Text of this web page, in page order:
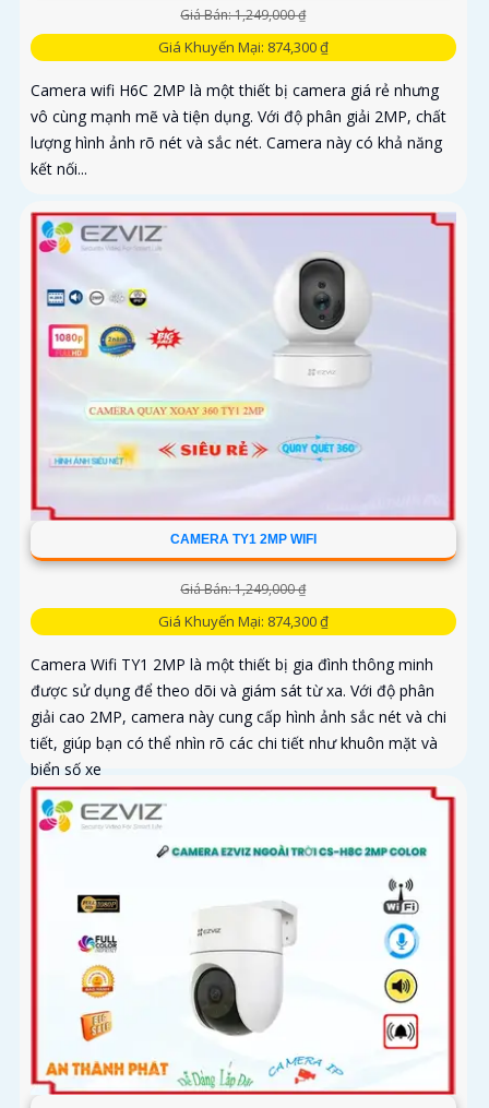
Giá Bán: 1,249,000 ₫
Giá Khuyến Mại: 874,300 ₫
Camera wifi H6C 2MP là một thiết bị camera giá rẻ nhưng
vô cùng mạnh mẽ và tiện dụng. Với độ phân giải 2MP, chất
lượng hình ảnh rõ nét và sắc nét. Camera này có khả năng
kết nối...
CAMERA TY1 2MP WIFI
Giá Bán: 1,249,000 ₫
Giá Khuyến Mại: 874,300 ₫
Camera Wifi TY1 2MP là một thiết bị gia đình thông minh
được sử dụng để theo dõi và giám sát từ xa. Với độ phân
giải cao 2MP, camera này cung cấp hình ảnh sắc nét và chi
tiết, giúp bạn có thể nhìn rõ các chi tiết như khuôn mặt và
biển số xe